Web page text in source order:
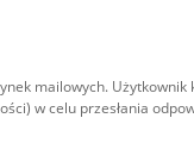
mailowych.
w celu przesłania